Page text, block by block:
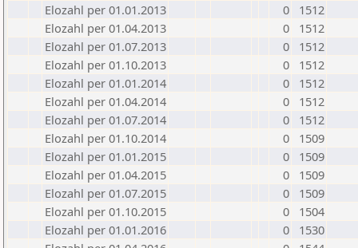
Elozahl per 01.01.2013
0
1512
Elozahl per 01.04.2013
0
1512
Elozahl per 01.07.2013
0
1512
Elozahl per 01.10.2013
0
1512
Elozahl per 01.01.2014
0
1512
Elozahl per 01.04.2014
0
1512
Elozahl per 01.07.2014
0
1512
Elozahl per 01.10.2014
0
1509
Elozahl per 01.01.2015
0
1509
Elozahl per 01.04.2015
0
1509
Elozahl per 01.07.2015
0
1509
Elozahl per 01.10.2015
0
1504
Elozahl per 01.01.2016
0
1530